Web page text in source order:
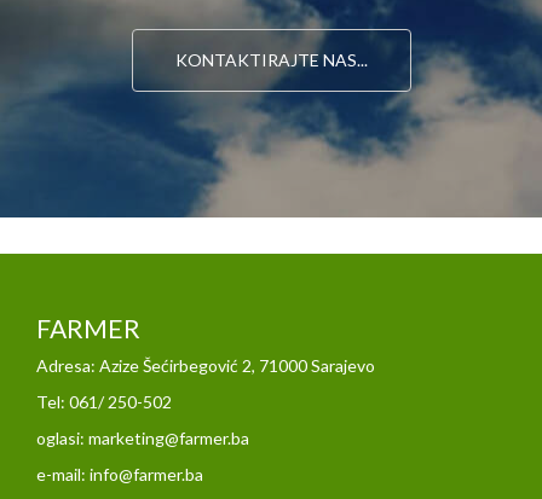
KONTAKTIRAJTE NAS...
FARMER
Adresa: Azize Šećirbegović 2, 71000 Sarajevo
Tel: 061/ 250-502
oglasi: marketing@farmer.ba
e-mail: info@farmer.ba